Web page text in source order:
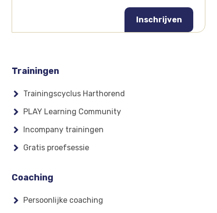
in
a
new
Inschrijven
Footer
menu
Trainingen
Trainingscyclus Harthorend
PLAY Learning Community
Incompany trainingen
Gratis proefsessie
Coaching
Persoonlijke coaching